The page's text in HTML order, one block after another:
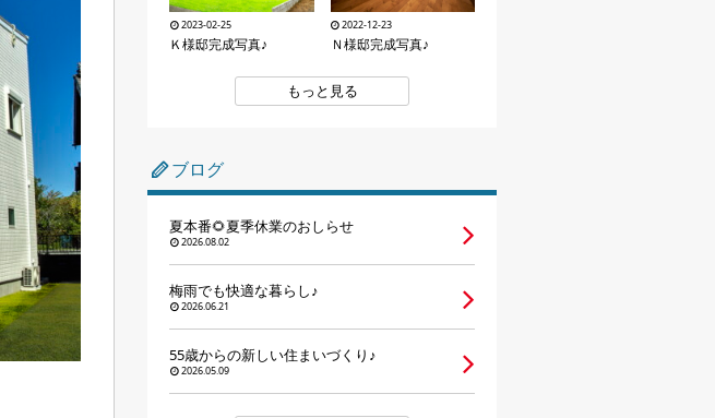
2023-02-25
Ｋ様邸完成写真♪
2022-12-23
Ｎ様邸完成写真♪
もっと見る
ブログ
夏本番🌻夏季休業のおしらせ
2026.08.02
梅雨でも快適な暮らし♪
2026.06.21
55歳からの新しい住まいづくり♪
2026.05.09